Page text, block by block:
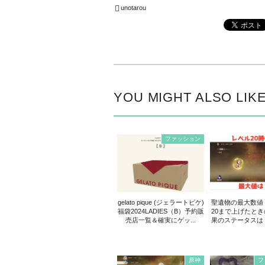
unotarou
YOU MIGHT ALSO
ファッション
gelato pique (ジェラートピケ)
福袋2024LADIES（B）予約販
売店一覧＆確実にゲッ...
聖遺物の最大数値
20まで上げたと
果のステータスは
原神